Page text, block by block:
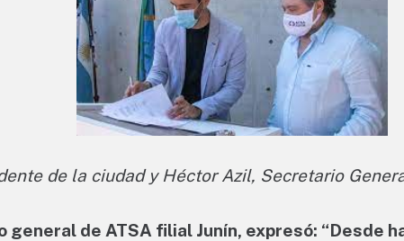
de la ciudad y Héctor Azil, Secretario
de ATSA filial Junín, expresó: “Desde